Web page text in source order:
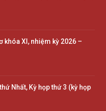
khóa XI, nhiệm kỳ 2026 –
Nhất, Kỳ họp thứ 3 (kỳ họp